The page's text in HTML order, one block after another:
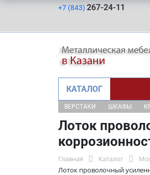
+7 (843) 267-24-11
КАТАЛОГ
ВЕРСТАКИ ШКАФЫ
Лоток
Главная Каталог
Лоток проволочный